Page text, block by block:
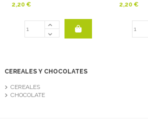
2,20 €
2,20 €
CEREALES Y CHOCOLATES
CEREALES
CHOCOLATE